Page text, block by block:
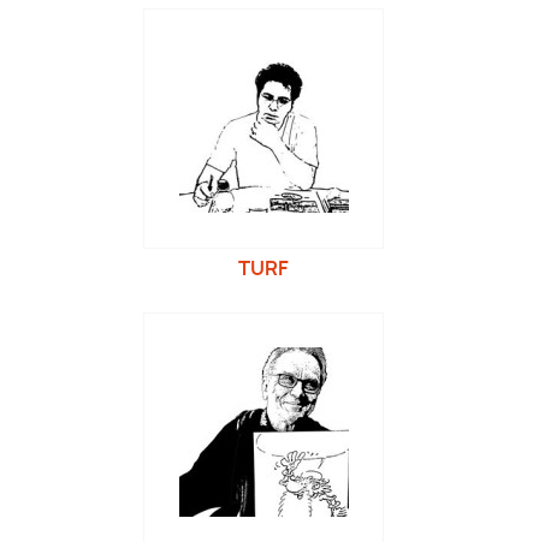
TURF